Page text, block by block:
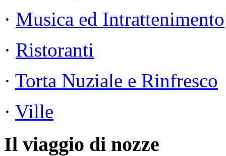
· Musica ed Intrattenimento
· Ristoranti
· Torta Nuziale e Rinfresco
· Ville
Il viaggio di nozze